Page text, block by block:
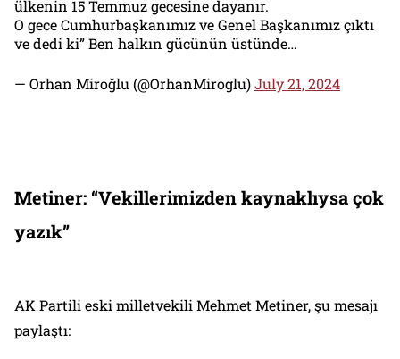
ülkenin 15 Temmuz gecesine dayanır.
O gece Cumhurbaşkanımız ve Genel Başkanımız çıktı
ve dedi ki” Ben halkın gücünün üstünde…
— Orhan Miroğlu (@OrhanMiroglu)July 21, 2024
Metiner: “Vekillerimizden kaynaklıysa çok
yazık”
AK Partili eski milletvekili Mehmet Metiner, şu mesajı
paylaştı: